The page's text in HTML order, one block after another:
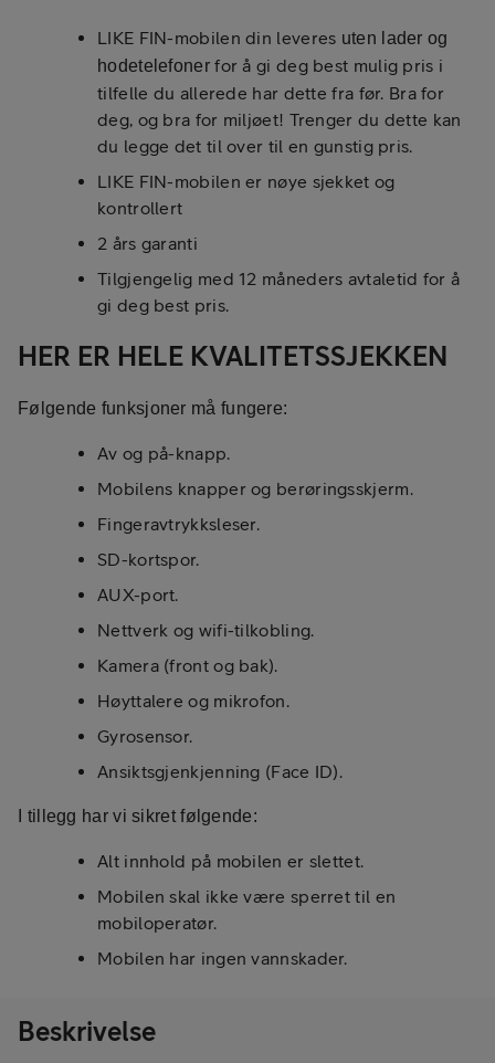
LIKE FIN-mobilen din leveres uten lader og
hodetelefonerfor å gi deg best mulig pris i
tilfelle du allerede har dette fra før. Bra for
deg, og bra for miljøet! Trenger du dette kan
du legge det til over til en gunstig pris.
LIKE FIN-mobilen er nøye sjekket og
kontrollert
2 års garanti
Tilgjengelig med 12 måneders avtaletid for å
gi deg best pris.
HER ER HELE KVALITETSSJEKKEN
Følgende funksjoner må fungere:
Av og på-knapp.
Mobilens knapper og berøringsskjerm.
Fingeravtrykksleser.
SD-kortspor.
AUX-port.
Nettverk og wifi-tilkobling.
Kamera (front og bak).
Høyttalere og mikrofon.
Gyrosensor.
Ansiktsgjenkjenning (Face ID).
I tillegg har vi sikret følgende:
Alt innhold på mobilen er slettet.
Mobilen skal ikke være sperret til en
mobiloperatør.
Mobilen har ingen vannskader.
Beskrivelse